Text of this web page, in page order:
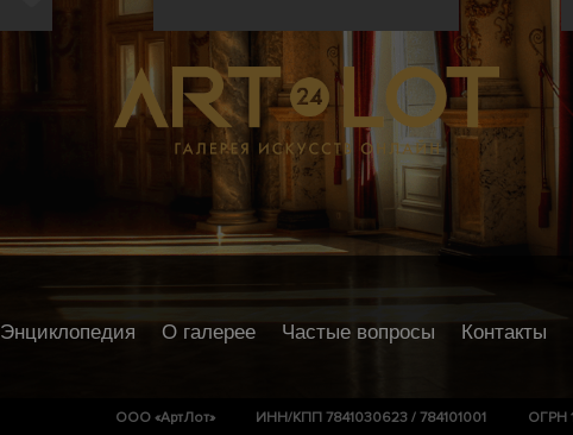
Энциклопедия О галерее Частые вопросы Контакты
ООО «АртЛот» ИНН/КПП 7841030623 / 784101001 ОГРН